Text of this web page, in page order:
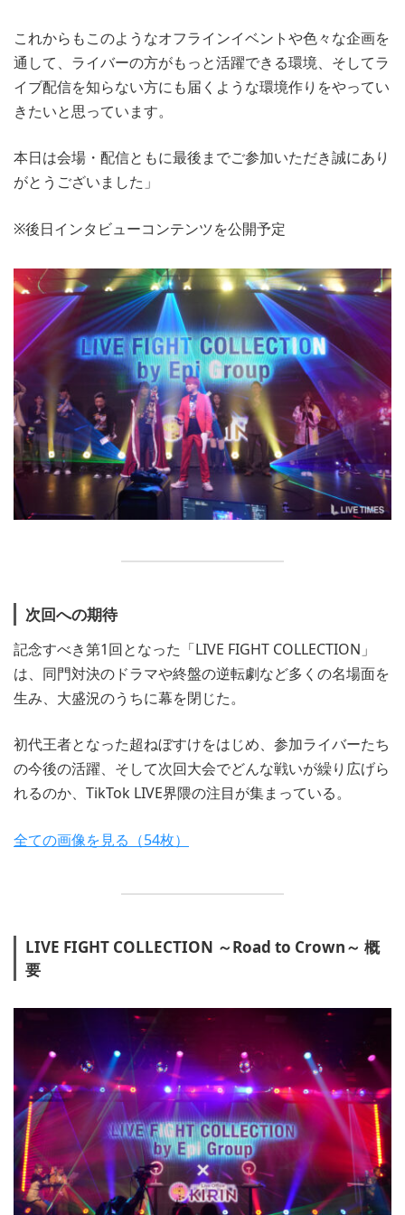
これからもこのようなオフラインイベントや色々な企画を
通して、ライバーの方がもっと活躍できる環境、そしてラ
イブ配信を知らない方にも届くような環境作りをやってい
きたいと思っています。
本日は会場・配信ともに最後までご参加いただき誠にあり
がとうございました」
※後日インタビューコンテンツを公開予定
次回への期待
記念すべき第1回となった「LIVE FIGHT COLLECTION」
は、同門対決のドラマや終盤の逆転劇など多くの名場面を
生み、大盛況のうちに幕を閉じた。
初代王者となった超ねぼすけをはじめ、参加ライバーたち
の今後の活躍、そして次回大会でどんな戦いが繰り広げら
れるのか、TikTok LIVE界隈の注目が集まっている。
全ての画像を見る（54枚）
LIVE FIGHT COLLECTION ～Road to Crown～ 概
要